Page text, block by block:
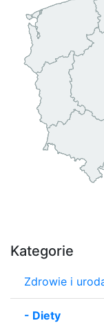
Kategorie
Zdrowie i
- Diety